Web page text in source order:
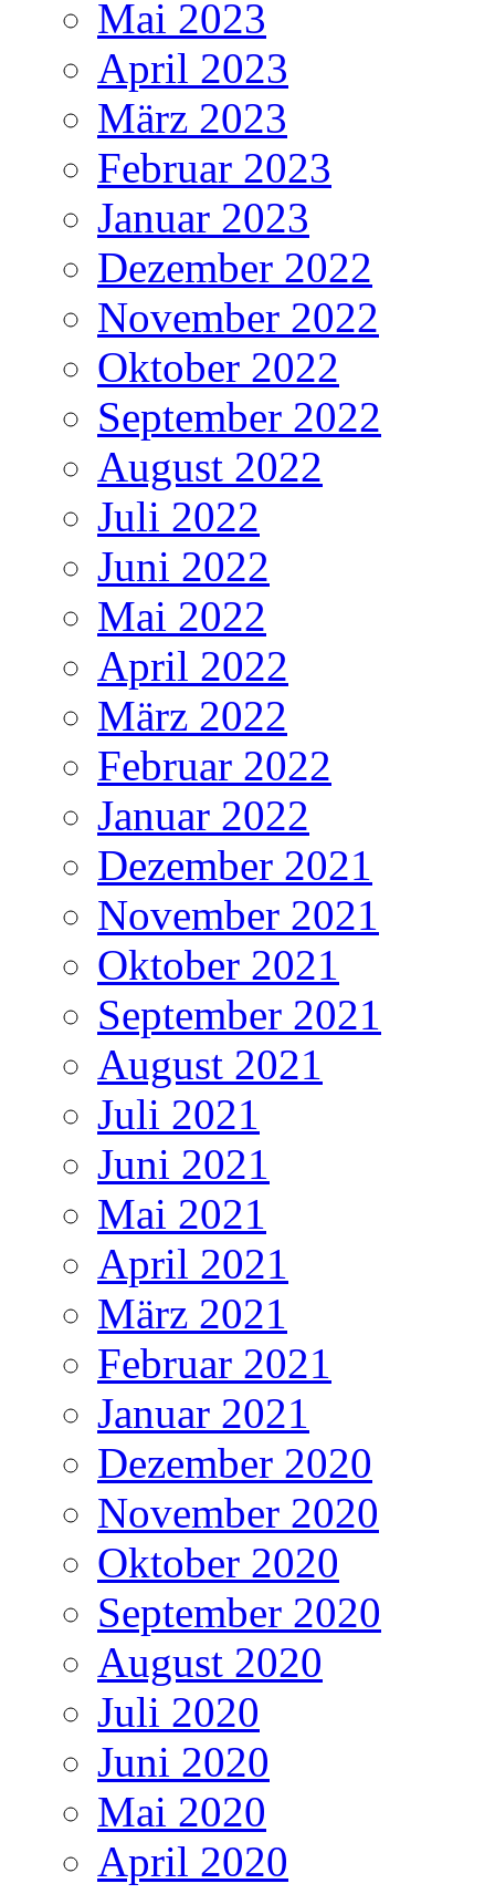
Mai 2023
April 2023
März 2023
Februar 2023
Januar 2023
Dezember 2022
November 2022
Oktober 2022
September 2022
August 2022
Juli 2022
Juni 2022
Mai 2022
April 2022
März 2022
Februar 2022
Januar 2022
Dezember 2021
November 2021
Oktober 2021
September 2021
August 2021
Juli 2021
Juni 2021
Mai 2021
April 2021
März 2021
Februar 2021
Januar 2021
Dezember 2020
November 2020
Oktober 2020
September 2020
August 2020
Juli 2020
Juni 2020
Mai 2020
April 2020